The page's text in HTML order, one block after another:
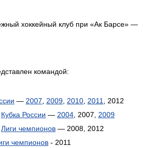
хоккейный клуб при «Ак Барсе» —
командой:
— 2007 2009 2010 2011
, 2012
Кубка России — 2004 , 2007, 2009
Лиги чемпионов — 2008, 2012
чемпионов - 2011